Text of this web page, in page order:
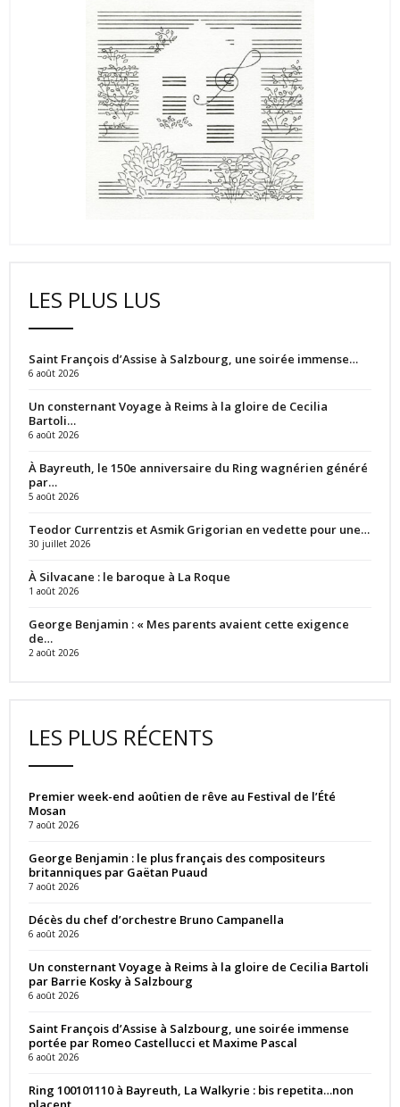
LES PLUS LUS
Saint François d’Assise à Salzbourg, une soirée immense…
6 août 2026
Un consternant Voyage à Reims à la gloire de Cecilia
Bartoli…
6 août 2026
À Bayreuth, le 150e anniversaire du Ring wagnérien généré
par…
5 août 2026
Teodor Currentzis et Asmik Grigorian en vedette pour une…
30 juillet 2026
À Silvacane : le baroque à La Roque
1 août 2026
George Benjamin : « Mes parents avaient cette exigence
de…
2 août 2026
LES PLUS RÉCENTS
Premier week-end aoûtien de rêve au Festival de l’Été
Mosan
7 août 2026
George Benjamin : le plus français des compositeurs
britanniques par Gaëtan Puaud
7 août 2026
Décès du chef d’orchestre Bruno Campanella
6 août 2026
Un consternant Voyage à Reims à la gloire de Cecilia Bartoli
par Barrie Kosky à Salzbourg
6 août 2026
Saint François d’Assise à Salzbourg, une soirée immense
portée par Romeo Castellucci et Maxime Pascal
6 août 2026
Ring 100101110 à Bayreuth, La Walkyrie : bis repetita…non